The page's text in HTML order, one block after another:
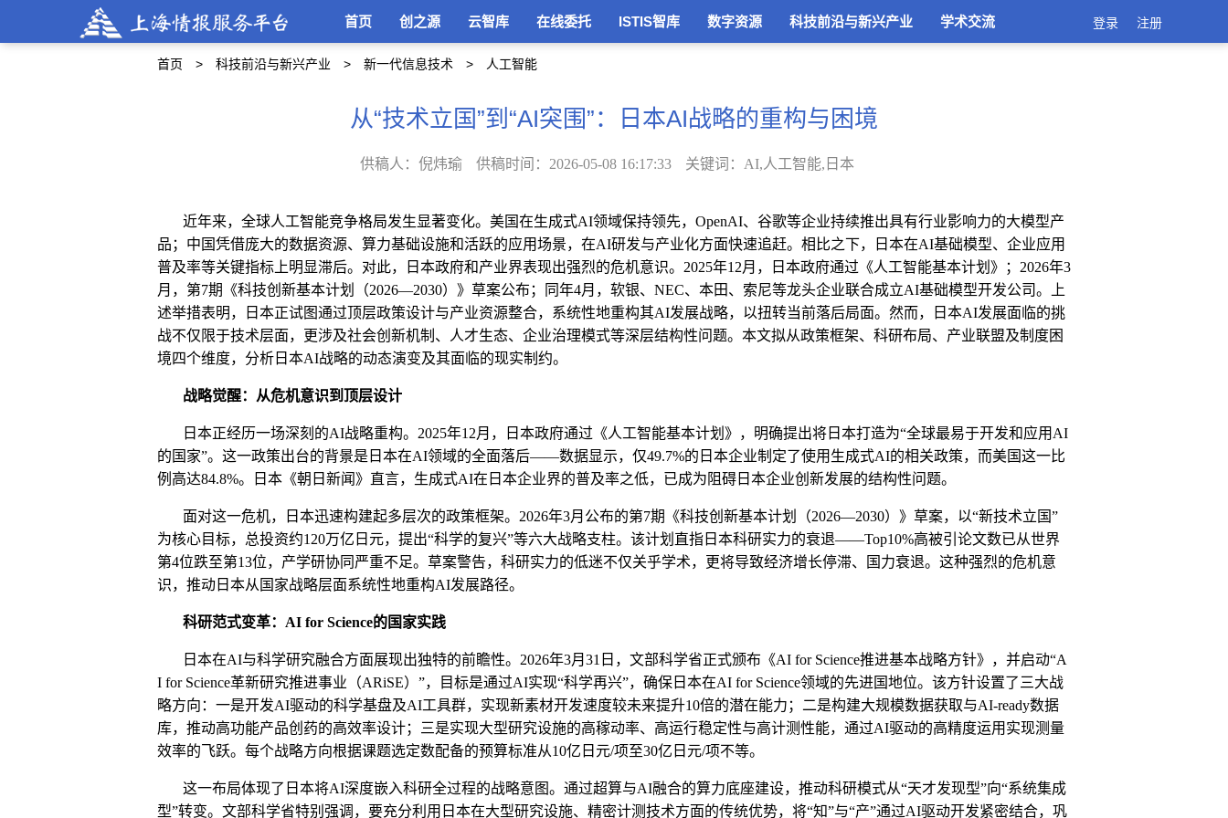
首页 创之源 云智库 在线委托 ISTIS智库 数字资源 科技前沿与新兴产业 学术交流 登录 注册
首页 科技前沿与新兴产业 新一代信息技术 人工智能
从“技术立国”到“AI突围”：日本AI战略的重构与困境
供稿人：倪炜瑜 供稿时间：2026-05-08 16:17:33 关键词：AI,人工智能,日本
近年来，全球人工智能竞争格局发生显著变化。美国在生成式AI领域保持领先， OpenAI、谷歌等企业持续推出具有行业影响力的大模型产
品；中国凭借庞大的数据资源、算力基础设施和活跃的应用场景，在AI研发与产业化方面快速追赶。相比之下，日本在AI基础模型、企业应用
普及率等关键指标上明显滞后。 对此，日本政府和产业界表现出强烈的危机意识。 2025年12月，日本政府通过《人工智能基本计划》； 2026年3
月，第7期《科技创新基本计划（2026—2030）》草案公布；同年4月，软银、 NEC、本田、索尼等龙头企业联合成立AI基础模型开发公司。上
述举措表明，日本正试图通过顶层政策设计与产业资源整合，系统性地重构其AI发展战略，以扭转当前落后局面。然而，日本AI发展面临的挑
战不仅限于技术层面，更涉及社会创新机制、人才生态、企业治理模式等深层结构性问题。本文拟从政策框架、科研布局、产业联盟及制度困
境四个维度，分析日本AI战略的动态演变及其面临的现实制约。
战略觉醒：从危机意识到顶层设计
日本正经历一场深刻的AI战略重构。 2025年12月，日本政府通过《人工智能基本计划》，明确提出将日本打造为“全球最易于开发和应用 AI
的国家”。这一政策出台的背景是日本在AI领域的全面落后——数据显示，仅49.7%的日本企业制定了使用生成式AI的相关政策，而美国这一比
例高达84.8%。日本《朝日新闻》直言，生成式AI在日本企业界的普及率之低，已成为阻碍日本企业创新发展的结构性问题。
面对这一危机，日本迅速构建起多层次的政策框架。 2026年3月公布的第7期《科技创新基本计划（2026—2030）》草案，以“新技术立国”
为核心目标，总投资约120万亿日元，提出“科学的复兴”等六大战略支柱。该计划直指日本科研实力的衰退——Top10%高被引论文数已从世界
第4位跌至第13位，产学研协同严重不足。草案警告，科研实力的低迷不仅关乎学术，更将导致经济增长停滞、国力衰退。这种强烈的危机意
识，推动日本从国家战略层面系统性地重构AI发展路径。
科研范式变革： AI for Science的国家实践
日本在AI与科学研究融合方面展现出独特的前瞻性。 2026年3月 31 日，文部科学省正式颁布 《AI for Science推进基本战略方针》，并启动“A
I for Science革新研究推进事业（ARiSE） ”，目标是通过AI实现“科学再兴”，确保日本在AI for Science领域的先进国地位。该方针设置了 三大战
略方向：一是开发AI驱动的科学基盘及AI工具群，实现新素材开发速度较未来提升10倍的潜在能力；二是构建大规模数据获取与AI-ready数据
库，推动高功能产品创药的高效率设计；三是实现大型研究设施的高稼动率、高运行稳定性与高计测性能，通过AI驱动的高精度运用实现测量
效率的飞跃。 每个战略方向根据课题选定数配备的预算标准从10亿日元/项至30亿日元/项不等。
这一布局体现了日本将AI深度嵌入科研全过程的战略意图。通过超算与AI融合的算力底座建设，推动科研模式从“天才发现型”向“系统集成
型”转变。文部科学省特别强调，要充分利用日本在大型研究设施、精密计测技术方面的传统优势，将“知”与“产”通过AI驱动开发紧密结合，巩